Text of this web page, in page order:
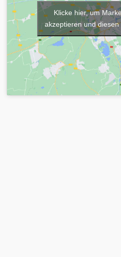
Klicke hier, um
akzeptieren und